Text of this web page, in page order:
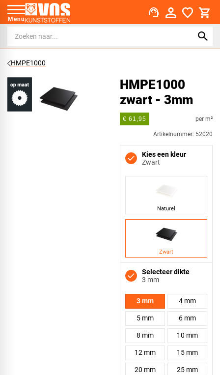
Menu support_agent
HMPE1000
HMPE1000
zwart - 3mm
€ 61,95 per m²
Artikelnummer: 52020
Kies een kleur
Zwart
Naturel
Zwart
Selecteer dikte
3 mm
3 mm 4 mm
5 mm 6 mm
8 mm 10 mm
12 mm 15 mm
20 mm 25 mm